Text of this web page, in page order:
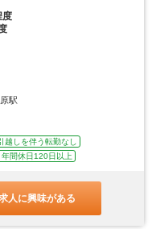
度
駅
越しを伴う転勤なし
年間休日120日以上
人に興味がある